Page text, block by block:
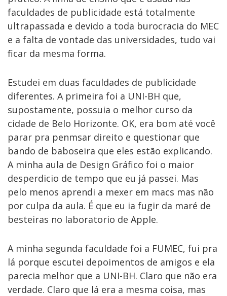
faculdades de publicidade está totalmente
ultrapassada e devido a toda burocracia do MEC
e a falta de vontade das universidades, tudo vai
ficar da mesma forma.
Estudei em duas faculdades de publicidade
diferentes. A primeira foi a UNI-BH que,
supostamente, possuia o melhor curso da
cidade de Belo Horizonte. OK, era bom até você
parar pra penmsar direito e questionar que
bando de baboseira que eles estão explicando.
A minha aula de Design Gráfico foi o maior
desperdicio de tempo que eu já passei. Mas
pelo menos aprendi a mexer em macs mas não
por culpa da aula. É que eu ia fugir da maré de
besteiras no laboratorio de Apple.
A minha segunda faculdade foi a FUMEC, fui pra
lá porque escutei depoimentos de amigos e ela
parecia melhor que a UNI-BH. Claro que não era
verdade. Claro que lá era a mesma coisa, mas